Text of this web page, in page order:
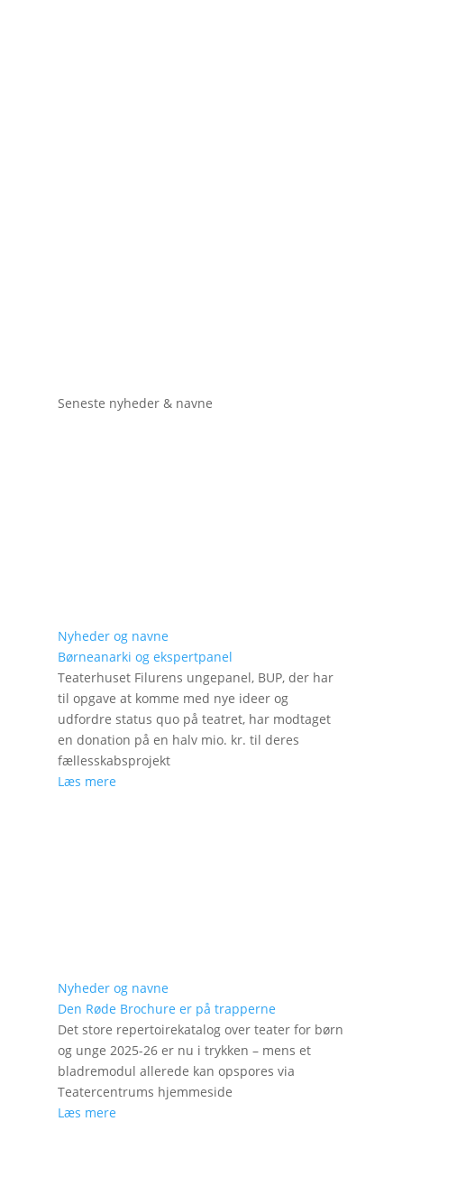
Seneste nyheder & navne
Nyheder og navne
Børneanarki og ekspertpanel
Teaterhuset Filurens ungepanel, BUP, der har
til opgave at komme med nye ideer og
udfordre status quo på teatret, har modtaget
en donation på en halv mio. kr. til deres
fællesskabsprojekt
Læs mere
Nyheder og navne
Den Røde Brochure er på trapperne
Det store repertoirekatalog over teater for børn
og unge 2025-26 er nu i trykken – mens et
bladremodul allerede kan opspores via
Teatercentrums hjemmeside
Læs mere